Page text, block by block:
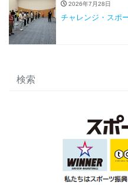
2026年7月28日
チャレンジ・スポ